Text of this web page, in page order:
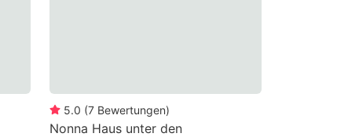
5.0 (7 Bewertungen)
Nonna Haus unter den